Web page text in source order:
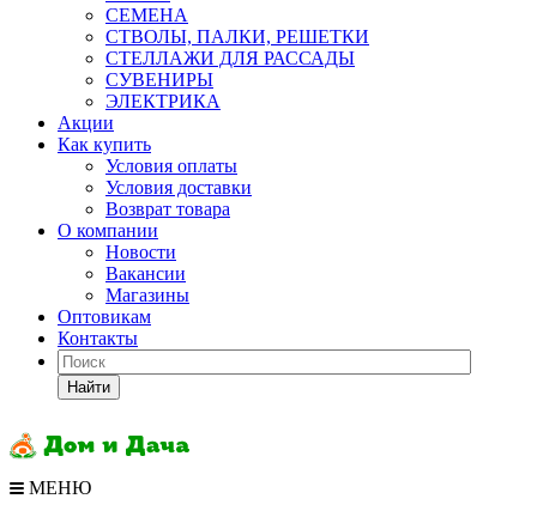
СЕМЕНА
СТВОЛЫ, ПАЛКИ, РЕШЕТКИ
СТЕЛЛАЖИ ДЛЯ РАССАДЫ
СУВЕНИРЫ
ЭЛЕКТРИКА
Акции
Как купить
Условия оплаты
Условия доставки
Возврат товара
О компании
Новости
Вакансии
Магазины
Оптовикам
Контакты
Найти
МЕНЮ